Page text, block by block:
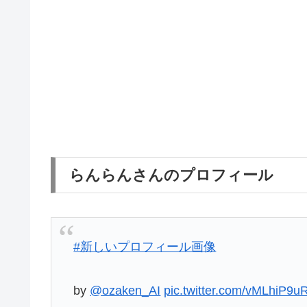
らんらんさんのプロフィール
#新しいプロフィール画像
by @ozaken_AI pic.twitter.com/